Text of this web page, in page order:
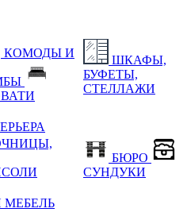
КОМОДЫ И
ШКАФЫ,
БУФЕТЫ,
СТЕЛЛАЖИ
БЮРО
СУНДУКИ
МЕБЕЛЬ